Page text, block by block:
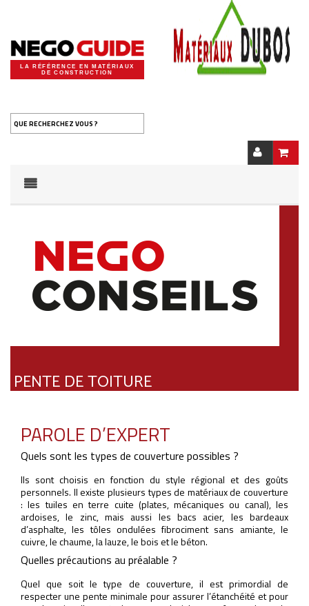
LA RÉFÉRENCE EN MATÉRIAUX
DE CONSTRUCTION
QUE RECHERCHEZ VOUS ?
PENTE DE TOITURE
PAROLE D’EXPERT
Quels sont les types de couverture possibles ?
Ils sont choisis en fonction du style régional et des goûts
personnels. Il existe plusieurs types de matériaux de couverture
: les tuiles en terre cuite (plates, mécaniques ou canal), les
ardoises, le zinc, mais aussi les bacs acier, les bardeaux
d’asphalte, les tôles ondulées fibrociment sans amiante, le
cuivre, le chaume, la lauze, le bois et le béton.
Quelles précautions au préalable ?
Quel que soit le type de couverture, il est primordial de
respecter une pente minimale pour assurer l’étanchéité et pour